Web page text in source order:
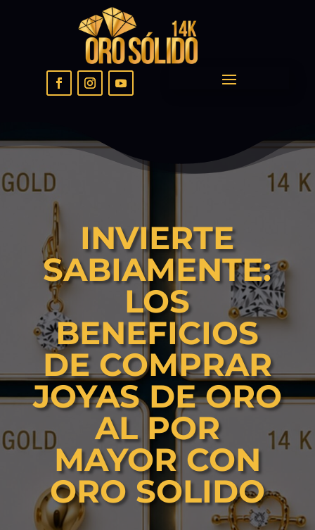
INVIERTE
SABIAMENTE:
LOS
BENEFICIOS
DE COMPRAR
JOYAS DE ORO
AL POR
MAYOR CON
ORO SOLIDO